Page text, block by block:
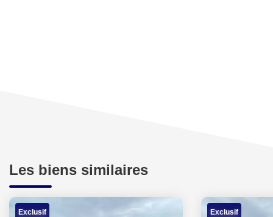
Les biens similaires
Exclusif Exclusif